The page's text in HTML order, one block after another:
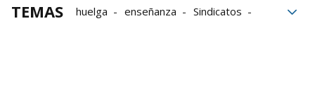
TEMAS huelga enseñanza
Sindicatos